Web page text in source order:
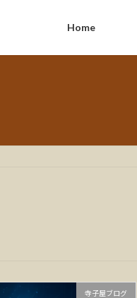
Home
寺子屋ブログ